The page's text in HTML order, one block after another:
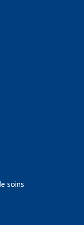
soins